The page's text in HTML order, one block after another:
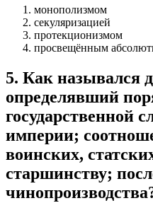
монополизмом
секуляризацией
протекционизмом
просвещённым
5. Как назывался
определявший
государственной
империи;
воинских,
старшинству;